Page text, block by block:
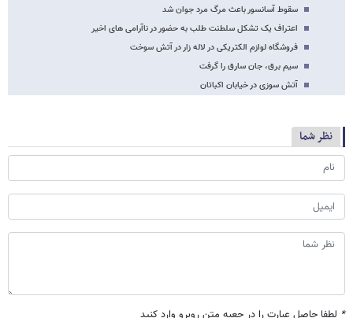
سقوط آسانسور باعث مرگ مرد جوان شد
اعتراف یک تشکل سلطنت طلب به حضور در ناآرامی های اخیر
فروشگاه لوازم الکتریکی در لاله زار در آتش سوخت
سیم برق، جان سارق را گرفت
آتش سوزی در خیابان اکباتان
نظر شما